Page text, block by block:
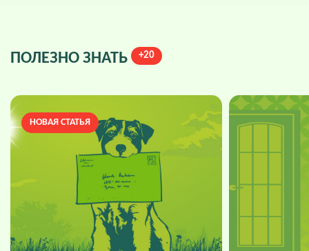
ПОЛЕЗНО ЗНАТЬ +20
НОВАЯ СТАТЬЯ